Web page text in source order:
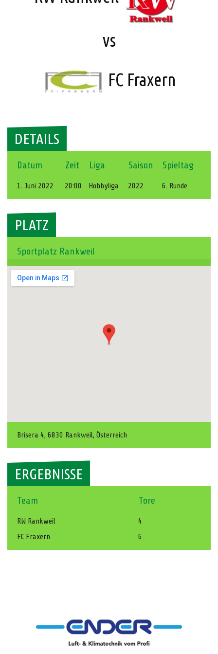
vs
FC Fraxern
DETAILS
Datum Zeit Liga Saison Spieltag
1. Juni 2022 20:00 Hobbyliga 2022 6. Runde
PLATZ
Sportplatz Rankweil
Brisera 4, 6830 Rankweil, Österreich
ERGEBNISSE
Team Tore
RW Rankweil
4
FC Fraxern
6